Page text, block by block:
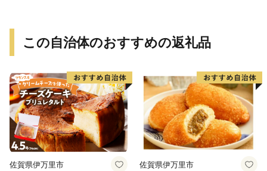
この自治体のおすすめの返礼品
佐賀県伊万里市 佐賀県伊万里市